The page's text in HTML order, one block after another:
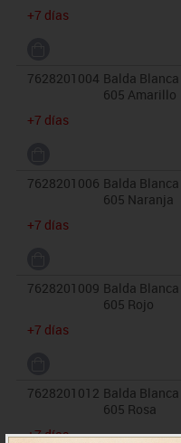
+7 días
7628201004 Balda
605 Amarillo
+7 días
7628201006 Balda
605 Naranja
+7 días
7628201009 Balda
605 Rojo
+7 días
7628201012 Balda
605 Rosa
+7 días